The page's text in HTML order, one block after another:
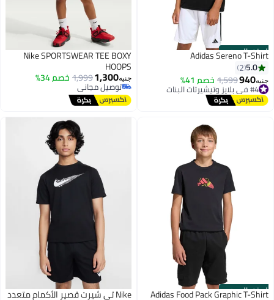
الستور الرسمي
Adidas Sereno T-Shirt
5.0
2
جنيه940
1,599خصم 41% #4 في بلايز وتيشيرتات البنات
توصيل مجاني
#4 في بلايز وتيشيرتات البنات
Nike SPORTSWEAR TEE BOXY
HOOPS
جنيه1,300
1,999خصم 34%
توصيل مجاني
توصيل مجاني
الستور الرسمي
Adidas Food Pack Graphic T-Shirt Nike تي شيرت قصير الأكمام متعدد